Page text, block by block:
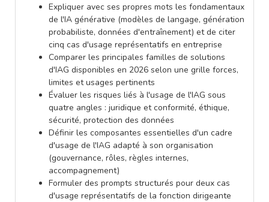
Expliquer avec ses propres mots les fondamentaux
de l'IA générative (modèles de langage, génération
probabiliste, données d'entraînement) et de citer
cinq cas d'usage représentatifs en entreprise
Comparer les principales familles de solutions
d'IAG disponibles en 2026 selon une grille forces,
limites et usages pertinents
Évaluer les risques liés à l'usage de l'IAG sous
quatre angles : juridique et conformité, éthique,
sécurité, protection des données
Définir les composantes essentielles d'un cadre
d'usage de l'IAG adapté à son organisation
(gouvernance, rôles, règles internes,
accompagnement)
Formuler des prompts structurés pour deux cas
d'usage représentatifs de la fonction dirigeante